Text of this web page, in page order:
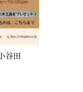
谷田